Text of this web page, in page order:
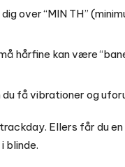
over “MIN TH”
hårfine kan være
få vibrationer og
Ellers får du
blinde.